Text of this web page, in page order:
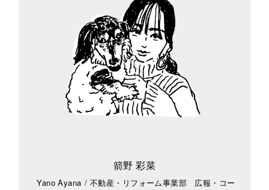
箭野 彩菜
Yano Ayana / 不動産・リフォーム事業部 広報・コー